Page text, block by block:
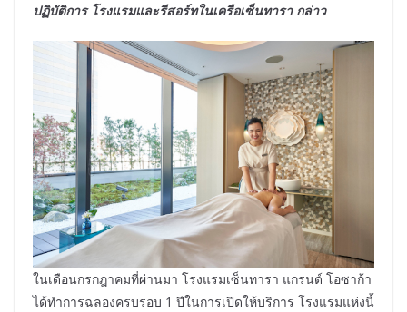
ปฏิบัติการ โรงแรมและรีสอร์ทในเครือเซ็นทารา กล่าว
ในเดือนกรกฎาคมที่ผ่านมา โรงแรมเซ็นทารา แกรนด์ โอซาก้า
ได้ทำการฉลองครบรอบ 1 ปีในการเปิดให้บริการ โรงแรมแห่งนี้